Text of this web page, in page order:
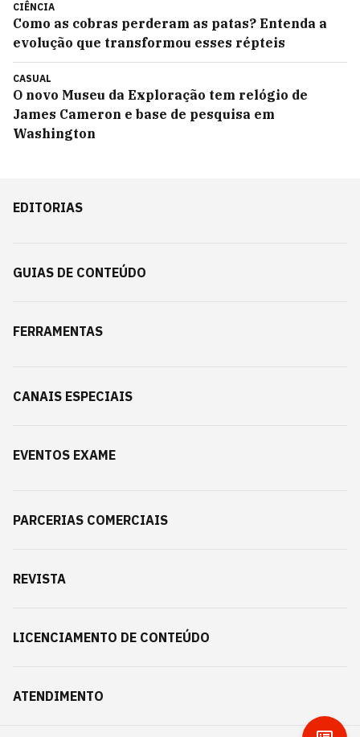
CIÊNCIA
Como as cobras perderam as patas? Entenda a
evolução que transformou esses répteis
CASUAL
O novo Museu da Exploração tem relógio de
James Cameron e base de pesquisa em
Washington
EDITORIAS
GUIAS DE CONTEÚDO
FERRAMENTAS
CANAIS ESPECIAIS
EVENTOS EXAME
PARCERIAS COMERCIAIS
REVISTA
LICENCIAMENTO DE CONTEÚDO
ATENDIMENTO